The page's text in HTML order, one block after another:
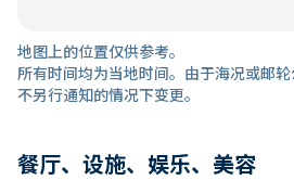
地图上的位置仅供参考。
所有时间均为当地时间。由于海况或邮
不另行通知的情况下变更。
餐厅、设施、娱乐、美容